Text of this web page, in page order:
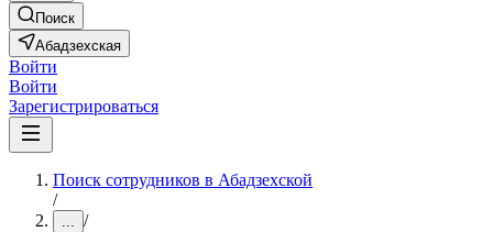
Поиск
Абадзехская
Войти
Войти
Зарегистрироваться
Поиск сотрудников в Абадзехской
/
... /